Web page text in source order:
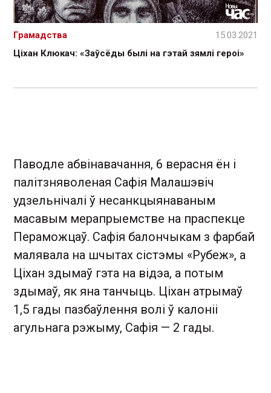
Ціхан Клюкач: «Заўсёды былі на гэтай зямлі героі»
Грамадства 15.03.2021
Паводле абвінавачання, 6 верасня ён і
палітзняволеная Сафія Малашэвіч
удзельнічалі ў несанкцыянаваным
масавым мерапрыемстве на праспекце
Пераможцаў. Сафія балончыкам з фарбай
малявала на шчытах сістэмы «Рубеж», а
Ціхан здымаў гэта на відэа, а потым
здымаў, як яна танчыць. Ціхан атрымаў
1,5 гады пазбаўлення волі ў калоніі
агульнага рэжыму, Сафія — 2 гады.